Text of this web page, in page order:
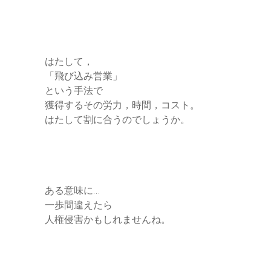
はたして，
「飛び込み営業」
という手法で
獲得するその労力，時間，コスト。
はたして割に合うのでしょうか。
ある意味に…
一歩間違えたら
人権侵害かもしれませんね。